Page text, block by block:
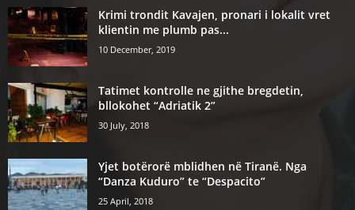
Krimi trondit Kavajen, pronari i lokalit vret
klientin me plumb pas...
10 December, 2019
Tatimet kontrolle ne gjithe bregdetin,
bllokohet “Adriatik 2”
30 July, 2018
Yjet botërorë mblidhen në Tiranë. Nga
“Danza Kuduro” te “Despacito”
25 April, 2018